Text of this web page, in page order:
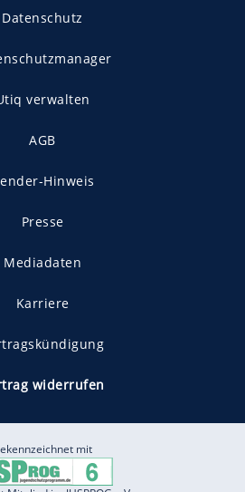
Datenschutz
verwalten
AGB
Hinweis
Presse
Mediadaten
Karriere
widerrufen
mit